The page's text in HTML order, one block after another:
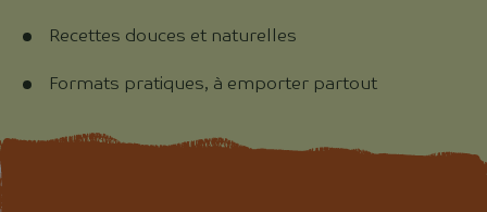
Recettes douces et naturelles
Formats pratiques, à emporter partout